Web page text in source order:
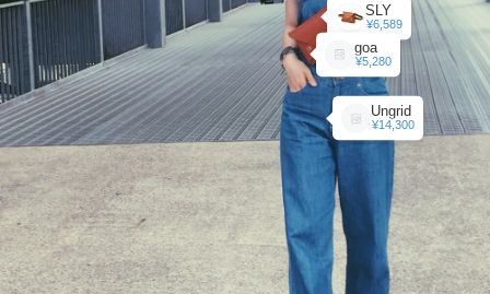
Ungrid
¥14,300
SLY
¥6,589
goa
¥5,280